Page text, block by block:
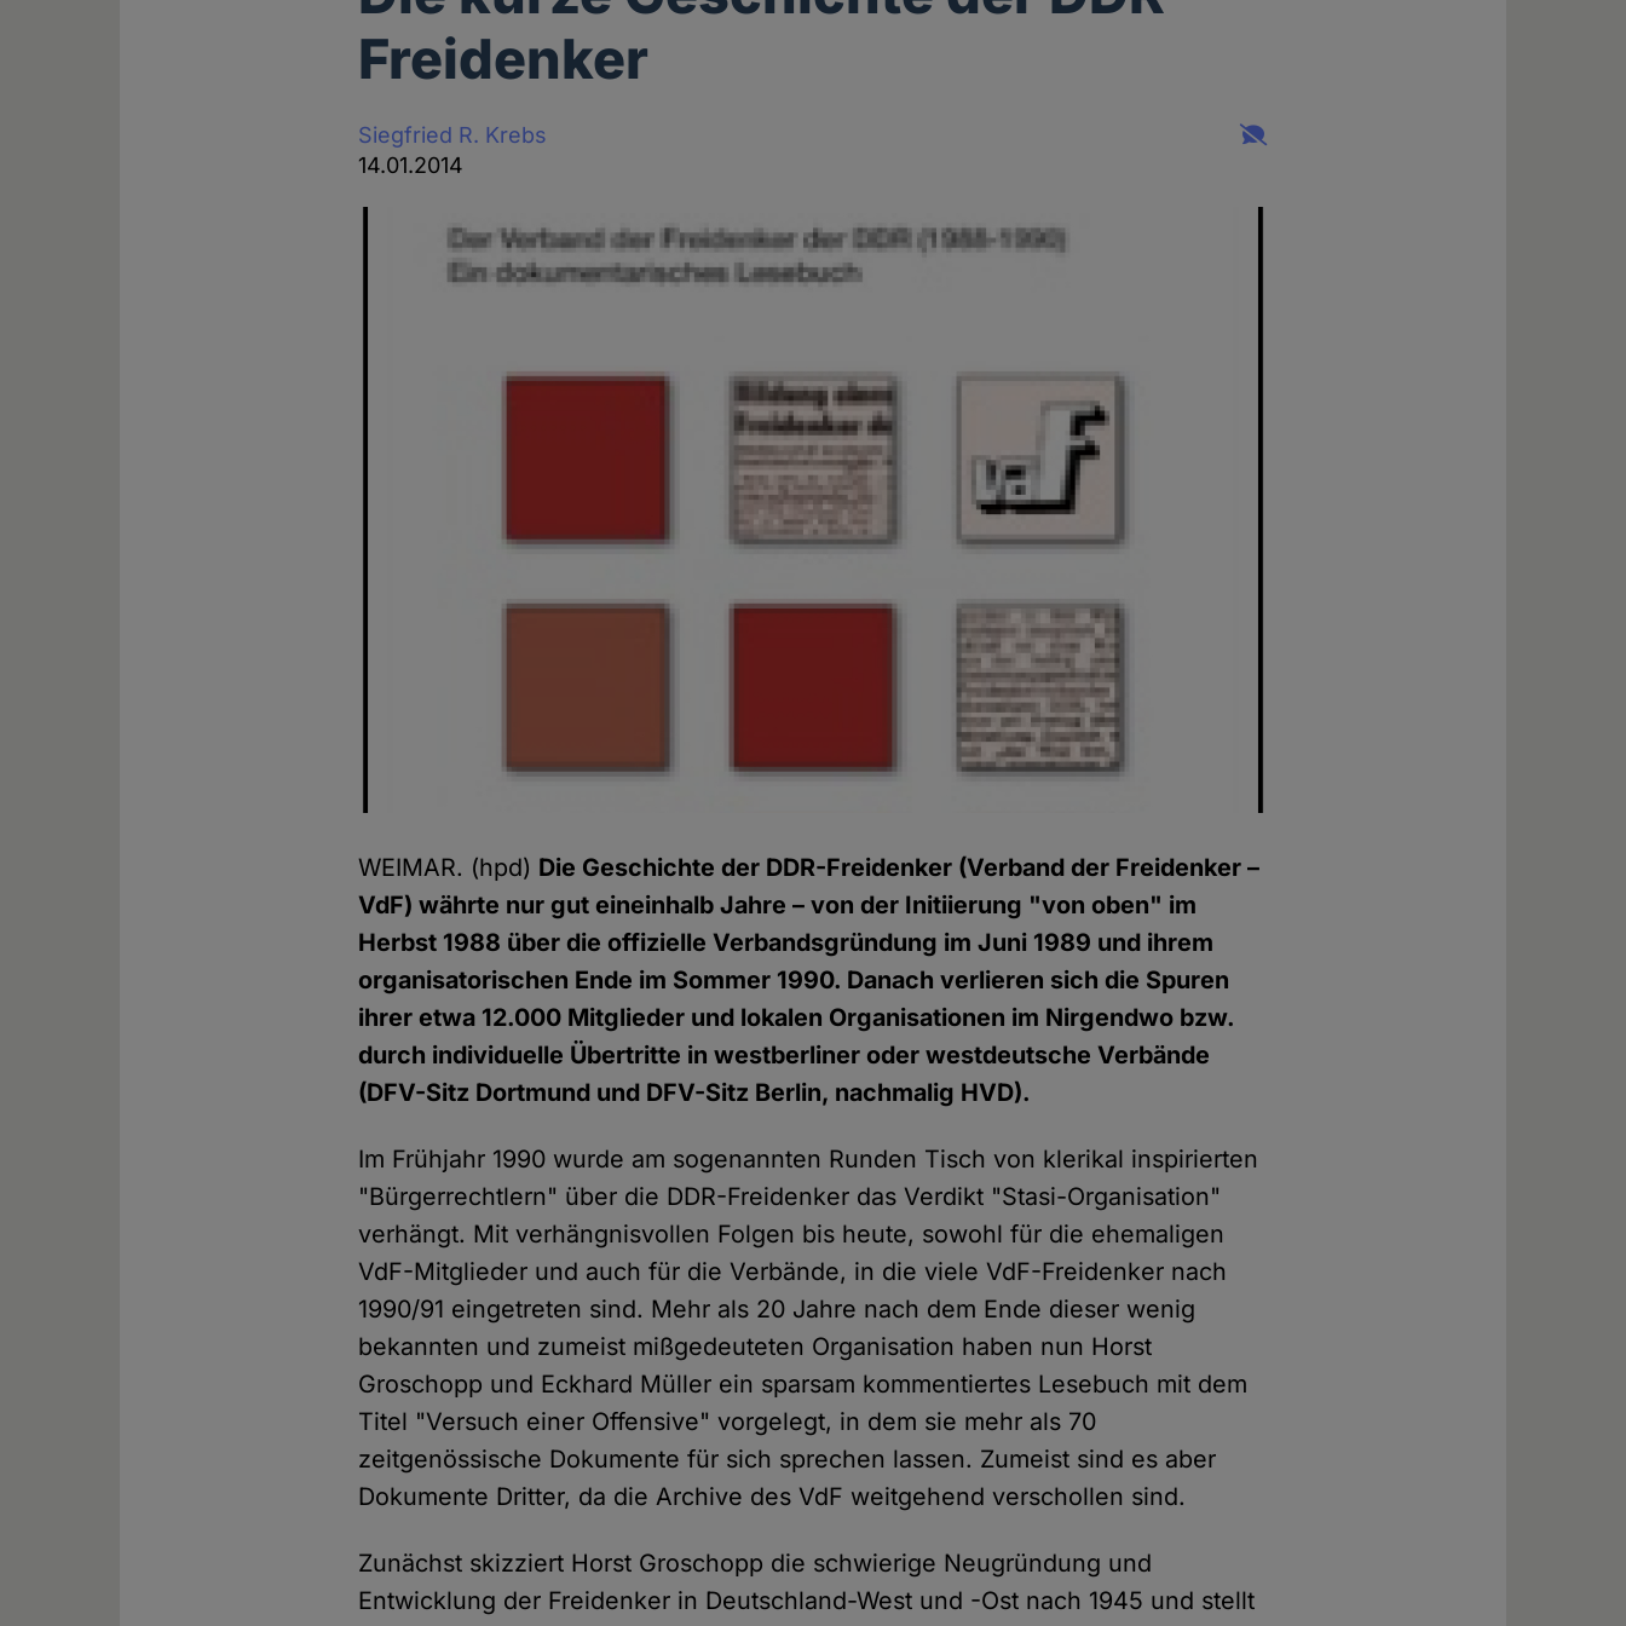
Freidenker
Siegfried R. Krebs
14.01.2014
WEIMAR. (hpd) Die Geschichte der DDR-Freidenker (Verband der Freidenker –
VdF) währte nur gut eineinhalb Jahre – von der Initiierung "von oben" im
Herbst 1988 über die offizielle Verbandsgründung im Juni 1989 und ihrem
organisatorischen Ende im Sommer 1990. Danach verlieren sich die Spuren
ihrer etwa 12.000 Mitglieder und lokalen Organisationen im Nirgendwo bzw.
durch individuelle Übertritte in westberliner oder westdeutsche Verbände
(DFV-Sitz Dortmund und DFV-Sitz Berlin, nachmalig HVD).
Im Frühjahr 1990 wurde am sogenannten Runden Tisch von klerikal inspirierten
"Bürgerrechtlern" über die DDR-Freidenker das Verdikt "Stasi-Organisation"
verhängt. Mit verhängnisvollen Folgen bis heute, sowohl für die ehemaligen
VdF-Mitglieder und auch für die Verbände, in die viele VdF-Freidenker nach
1990/91 eingetreten sind. Mehr als 20 Jahre nach dem Ende dieser wenig
bekannten und zumeist mißgedeuteten Organisation haben nun Horst
Groschopp und Eckhard Müller ein sparsam kommentiertes Lesebuch mit dem
Titel "Versuch einer Offensive" vorgelegt, in dem sie mehr als 70
zeitgenössische Dokumente für sich sprechen lassen. Zumeist sind es aber
Dokumente Dritter, da die Archive des VdF weitgehend verschollen sind.
Zunächst skizziert Horst Groschopp die schwierige Neugründung und
Entwicklung der Freidenker in Deutschland-West und -Ost nach 1945 und stellt